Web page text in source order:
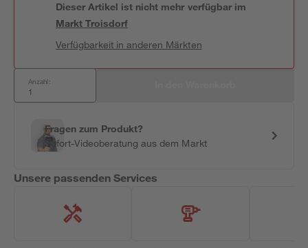
Dieser Artikel ist nicht mehr verfügbar im
MarktTroisdorf
Verfügbarkeit in anderen Märkten
Anzahl:
Fragen zum Produkt?
Sofort-Videoberatung aus dem Markt
Unsere passenden Services